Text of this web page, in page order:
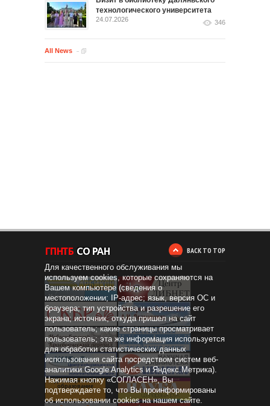
технологического университета
24.07.2026 346
All News
BACK TO TOP
Дистанционное
образование
Для качественного обслуживания мы
используем cookies, которые сохраняются на
Вашем компьютере (сведения о
местоположении; IP-адрес; язык, версия ОС и
браузера; тип устройства и разрешение его
экрана; источник, откуда пришел на сайт
пользователь; какие страницы просматривает
пользователь; эта же информация используется
для обработки статистических данных
использования сайта посредством систем веб-
аналитики Google Analytics и Яндекс.Метрика).
Нажимая кнопку «СОГЛАСЕН», Вы
подтверждаете то, что Вы проинформированы
об использовании cookies на нашем сайте.